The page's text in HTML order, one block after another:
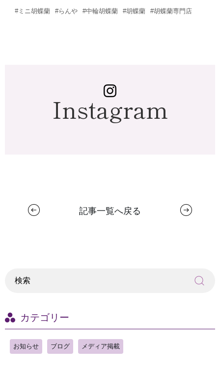
#ミニ胡蝶蘭 #らんや #中輪胡蝶蘭 #胡蝶蘭 #胡蝶蘭専門店
Instagram
記事一覧へ戻る
カテゴリー
お知らせ ブログ メディア掲載